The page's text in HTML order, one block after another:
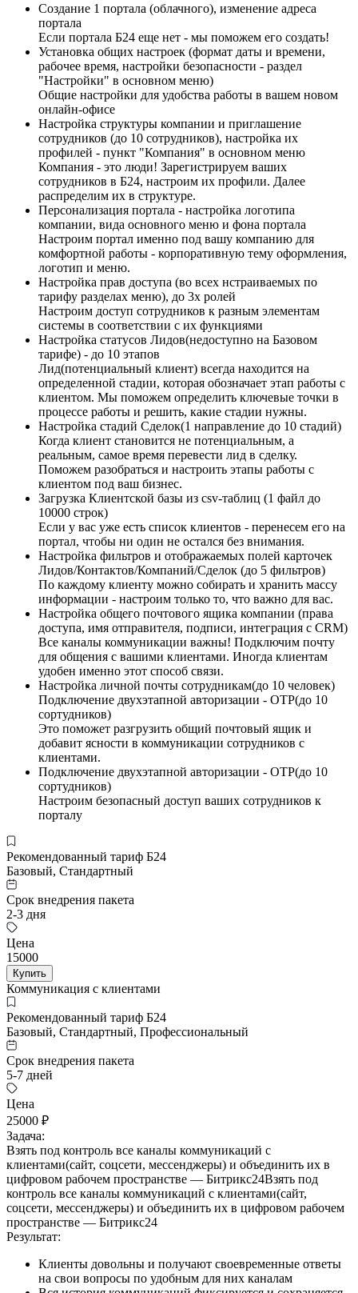
Создание 1 портала (облачного), изменение адреса
портала
Если портала Б24 еще нет - мы поможем его создать!
Установка общих настроек (формат даты и времени,
рабочее время, настройки безопасности - раздел
"Настройки" в основном меню)
Общие настройки для удобства работы в вашем новом
онлайн-офисе
Настройка структуры компании и приглашение
сотрудников (до 10 сотрудников), настройка их
профилей - пункт "Компания" в основном меню
Компания - это люди! Зарегистрируем ваших
сотрудников в Б24, настроим их профили. Далее
распределим их в структуре.
Персонализация портала - настройка логотипа
компании, вида основного меню и фона портала
Настроим портал именно под вашу компанию для
комфортной работы - корпоративную тему оформления,
логотип и меню.
Настройка прав доступа (во всех нстраиваемых по
тарифу разделах меню), до 3х ролей
Настроим доступ сотрудников к разным элементам
системы в соответствии с их функциями
Настройка статусов Лидов(недоступно на Базовом
тарифе) - до 10 этапов
Лид(потенциальный клиент) всегда находится на
определенной стадии, которая обозначает этап работы с
клиентом. Мы поможем определить ключевые точки в
процессе работы и решить, какие стадии нужны.
Настройка стадий Сделок(1 направление до 10 стадий)
Когда клиент становится не потенциальным, а
реальным, самое время перевести лид в сделку.
Поможем разобраться и настроить этапы работы с
клиентом под ваш бизнес.
Загрузка Клиентской базы из csv-таблиц (1 файл до
10000 строк)
Если у вас уже есть список клиентов - перенесем его на
портал, чтобы ни один не остался без внимания.
Настройка фильтров и отображаемых полей карточек
Лидов/Контактов/Компаний/Сделок (до 5 фильтров)
По каждому клиенту можно собирать и хранить массу
информации - настроим только то, что важно для вас.
Настройка общего почтового ящика компании (права
доступа, имя отправителя, подписи, интеграция с CRM)
Все каналы коммуникации важны! Подключим почту
для общения с вашими клиентами. Иногда клиентам
удобен именно этот способ связи.
Настройка личной почты сотрудникам(до 10 человек)
Подключение двухэтапной авторизации - OTP(до 10
сортудников)
Это поможет разгрузить общий почтовый ящик и
добавит ясности в коммуникации сотрудников с
клиентами.
Подключение двухэтапной авторизации - OTP(до 10
сортудников)
Настроим безопасный доступ ваших сотрудников к
порталу
Рекомендованный тариф Б24
Базовый, Стандартный
Срок внедрения пакета
2-3 дня
Цена
15000
Купить
Коммуникация с клиентами
Рекомендованный тариф Б24
Базовый, Стандартный, Профессиональный
Срок внедрения пакета
5-7 дней
Цена
25000 ₽
Задача:
Взять под контроль все каналы коммуникаций с
клиентами(сайт, соцсети, мессенджеры) и объединить их в
цифровом рабочем пространстве — Битрикс24Взять под
контроль все каналы коммуникаций с клиентами(сайт,
соцсети, мессенджеры) и объединить их в цифровом рабочем
пространстве — Битрикс24
Результат:
Клиенты довольны и получают своевременные ответы
на свои вопросы по удобным для них каналам